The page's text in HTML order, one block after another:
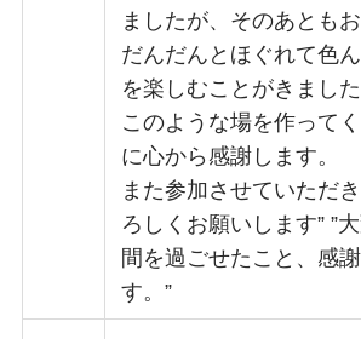
ましたが、そのあとも
だんだんとほぐれて色
を楽しむことがきました
このような場を作って
に心から感謝します。
また参加させていただ
ろしくお願いします” ”
間を過ごせたこと、感
す。”